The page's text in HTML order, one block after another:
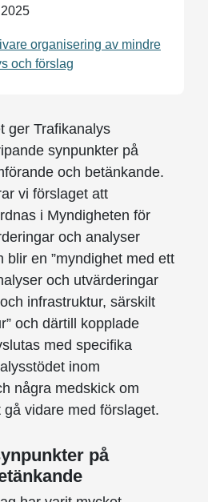
organisering av mindre
och förslag
ger Trafikanalys
synpunkter på
och betänkande.
vi förslaget att
i Myndigheten för
och analyser
blir en ”myndighet med ett
och utvärderingar
infrastruktur, särskilt
och därtill kopplade
med specifika
inom
några medskick om
vidare med förslaget.
på